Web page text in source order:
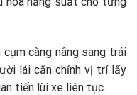
cụm càng nâng sang trái
lái căn chỉnh vị trí lấy
tiến lùi xe liên tục.